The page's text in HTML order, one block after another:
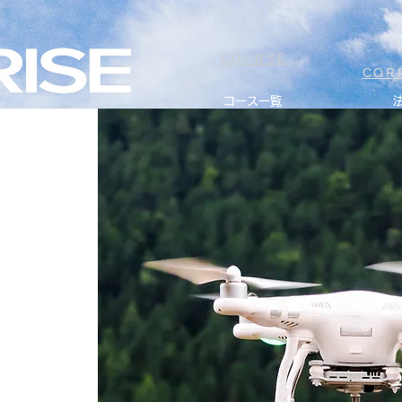
COURSE
コース一覧